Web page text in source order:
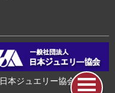
日本ジュエリー協会会員